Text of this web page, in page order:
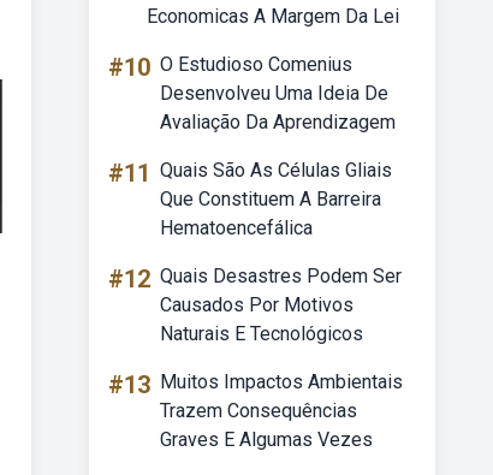
Economicas A Margem Da Lei
#10 O Estudioso Comenius
Desenvolveu Uma Ideia De
Avaliação Da Aprendizagem
#11 Quais São As Células Gliais
Que Constituem A Barreira
Hematoencefálica
#12 Quais Desastres Podem Ser
Causados Por Motivos
Naturais E Tecnológicos
#13 Muitos Impactos Ambientais
Trazem Consequências
Graves E Algumas Vezes